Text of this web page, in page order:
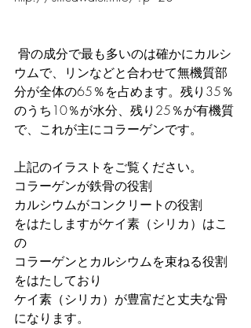
ウムで、リンなどと合わせて無機質部
分が全体の65％を占めます。残り35％
のうち10％が水分、残り25％が有機質
で、これが主にコラーゲンです。
上記のイラストをご覧ください。
コラーゲンが鉄骨の役割
カルシウムがコンクリートの役割
をはたしますがケイ素（シリカ）はこ
の
コラーゲンとカルシウムを束ねる役割
をはたしており
ケイ素（シリカ）が豊富だと丈夫な骨
になります。